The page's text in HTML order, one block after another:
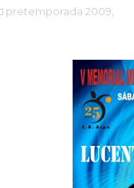
pretemporada 2009,